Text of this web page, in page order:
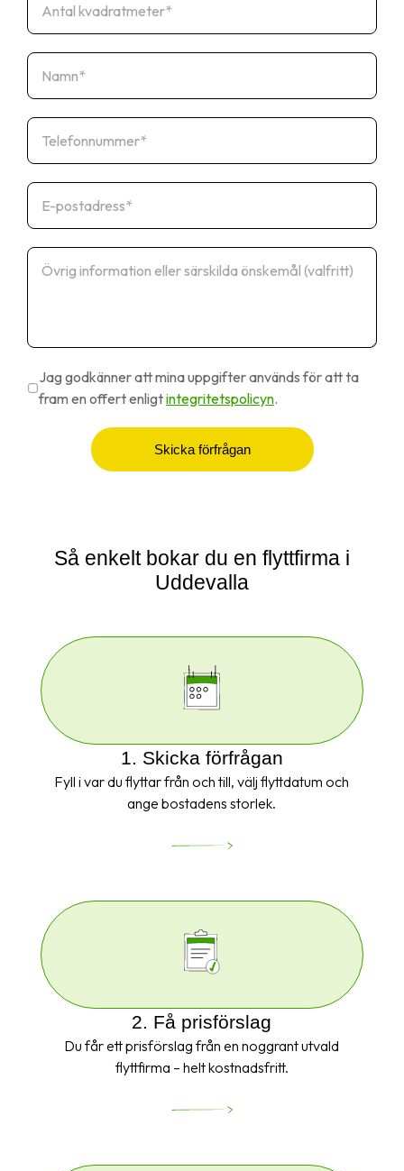
Jag godkänner att mina uppgifter används för att ta
fram en offert enligtintegritetspolicyn.
Skicka förfrågan
Så enkelt bokar du en flyttfirma i
Uddevalla
1. Skicka förfrågan
Fyll i var du flyttar från och till, välj flyttdatum och
ange bostadens storlek.
2. Få prisförslag
Du får ett prisförslag från en noggrant utvald
flyttfirma – helt kostnadsfritt.